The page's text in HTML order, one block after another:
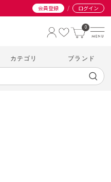
会員登録 / ログイン
0
カテゴリ ブランド